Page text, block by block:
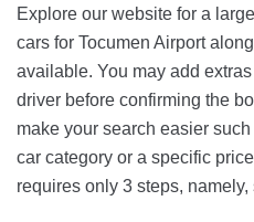
Explore our website for a
cars for Tocumen Airport
available. You may add
driver before confirming the
make your search easier
car category or a specific
requires only 3 steps,